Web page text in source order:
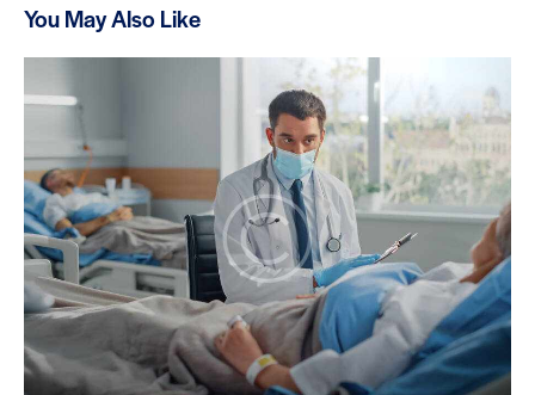
You May Also Like